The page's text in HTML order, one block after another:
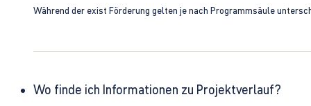
Während der exist Förderung gelten je nach Programmsäule
Wo finde ich Informationen zu Projektverlauf?